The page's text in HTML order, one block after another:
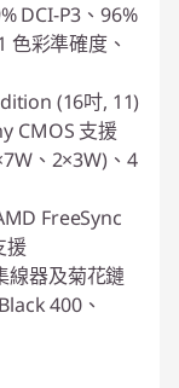
DCI-P3、96%
色彩準確度、
(16吋, 11)
CMOS 支援
、2×3W)、4
FreeSync
援
線器及菊花鏈
400、